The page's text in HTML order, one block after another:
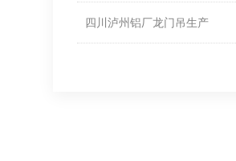
四川泸州铝厂龙门吊生产